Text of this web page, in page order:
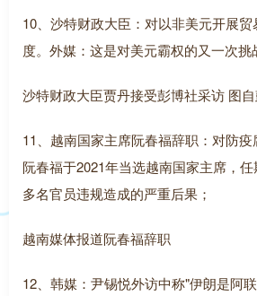
10、沙特财政大臣：对以非美元开展
度。外媒：这是对美元霸权的又一次挑
沙特财政大臣贾丹接受彭博社采访 图
11、越南国家主席阮春福辞职：对防疫
阮春福于2021年当选越南国家主席，任
多名官员违规造成的严重后果；
越南媒体报道阮春福辞职
12、韩媒：尹锡悦外访中称"伊朗是阿